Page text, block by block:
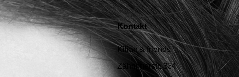
Kontakt
Kilian & friends
Zähringerstr. 334